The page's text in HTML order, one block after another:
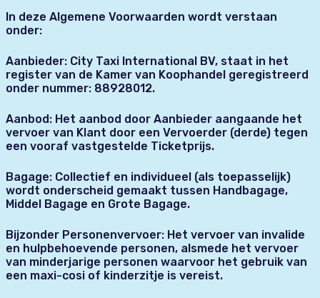
In deze Algemene Voorwaarden wordt verstaan
onder:
Aanbieder: City Taxi International BV, staat in het
register van de Kamer van Koophandel geregistreerd
onder nummer: 88928012.
Aanbod: Het aanbod door Aanbieder aangaande het
vervoer van Klant door een Vervoerder (derde) tegen
een vooraf vastgestelde Ticketprijs.
Bagage: Collectief en individueel (als toepasselijk)
wordt onderscheid gemaakt tussen Handbagage,
Middel Bagage en Grote Bagage.
Bijzonder Personenvervoer: Het vervoer van invalide
en hulpbehoevende personen, alsmede het vervoer
van minderjarige personen waarvoor het gebruik van
een maxi-cosi of kinderzitje is vereist.